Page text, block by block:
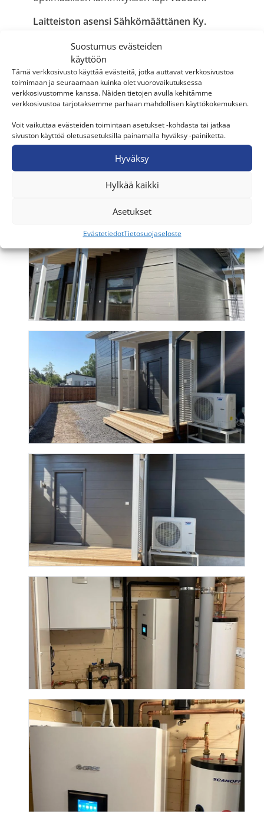
Suostumus evästeiden
käyttöön
Tämä verkkosivusto käyttää evästeitä, jotka auttavat verkkosivustoa
toimimaan ja seuraamaan kuinka olet vuorovaikutuksessa
verkkosivustomme kanssa. Näiden tietojen avulla kehitämme
verkkosivustoa tarjotaksemme parhaan mahdollisen käyttökokemuksen.
Voit vaikuttaa evästeiden toimintaan asetukset -kohdasta tai jatkaa
sivuston käyttöä oletusasetuksilla painamalla hyväksy -painiketta.
Hyväksy
Hylkää kaikki
Asetukset
EvästetiedotTietosuojaseloste
Laitteiston asensi Sähkömäättänen Ky.
Paikkakunta
Espoo
Kohde
Laitteisto
GREE Versati Nordic -
ilmavesilämpöpumppu